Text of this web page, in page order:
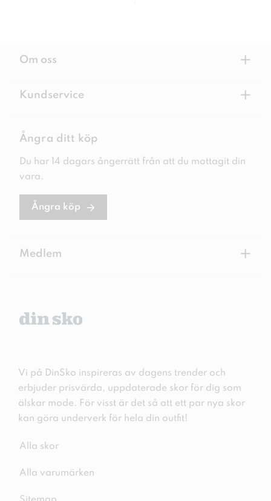
Om oss +
Kundservice +
Ångra ditt köp
Du har 14 dagars ångerrätt från att du mottagit din
vara.
Ångra köp
Medlem +
Vi på DinSko inspireras av dagens trender och
erbjuder prisvärda, uppdaterade skor för dig som
älskar mode. För visst är det så att ett par nya skor
kan göra underverk för hela din outfit!
Alla skor
Alla varumärken